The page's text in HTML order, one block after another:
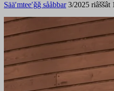
Sääʹmteeʹǧǧ sååbbar3/2025 riâššât